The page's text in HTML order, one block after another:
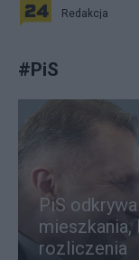
Redakcja
#PiS
PiS
mieszkania,
rozliczenia